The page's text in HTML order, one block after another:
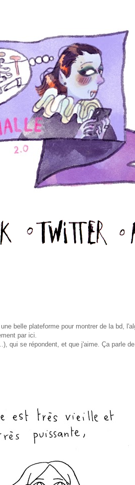
belle plateforme pour montrer de la bd,
par ici.
qui se répondent, et que j'aime. Ça parle